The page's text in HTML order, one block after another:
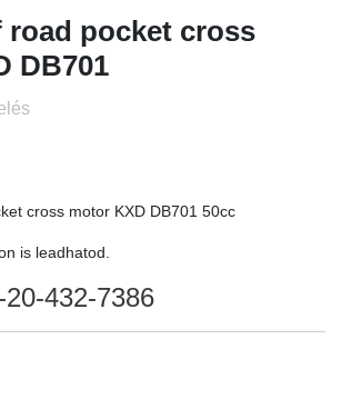
road pocket cross
DB701
cross motor KXD DB701 50cc
is leadhatod.
20-432-7386